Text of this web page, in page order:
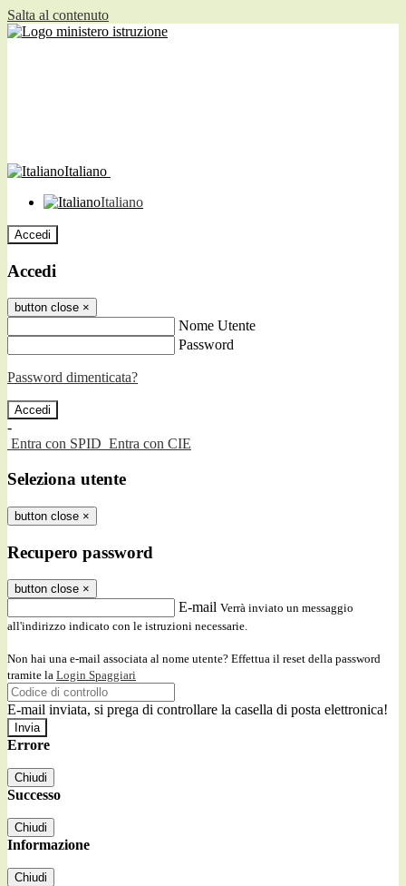
Salta al contenuto
Italiano
Italiano
Accedi
Accedi
button close ×
Nome Utente
Password
Password dimenticata?
-
Entra con SPID Entra con CIE
Seleziona utente
button close ×
Recupero password
button close ×
E-mail Verrà inviato un messaggio
all'indirizzo indicato con le istruzioni necessarie.
Non hai una e-mail associata al nome utente? Effettua il reset della password
tramite la Login Spaggiari
E-mail inviata, si prega di controllare la casella di posta elettronica!
Errore
Chiudi
Successo
Chiudi
Informazione
Chiudi